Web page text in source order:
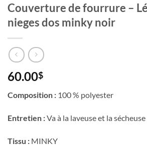
Couverture de fourrure –
nieges dos minky noir
60.00$
Composition : 100 % polyester
Entretien :Va à la laveuse et la sécheuse
Tissu : MINKY